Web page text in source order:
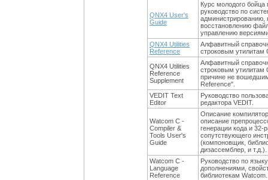
QNX4 User's
Guide
Курс молодого
руководство по
администрированию,
восстановлению
управлению
QNX4 Utilities
Reference
Алфавитный
строковым утилитам
QNX4 Utilities
Reference
Supplement
Алфавитный
строковым утилитам
причине не
Reference".
VEDIT Text
Editor
Руководство
редактора VEDIT.
Watcom C -
Compiler &
Tools User's
Guide
Описание
описание
генерации кода и
сопутствующего
(компоновщик,
дизассемблер, и т.д.).
Watcom C -
Language
Reference
Руководство по
дополнениями,
библиотекам Watcom.